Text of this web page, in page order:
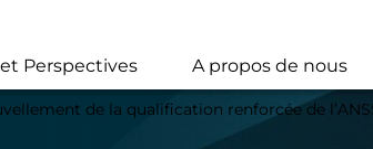
Perspectives A propos de nous
de la qualification renforcée de